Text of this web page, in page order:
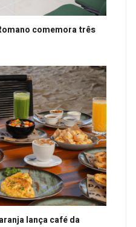
comemora três
lança café da